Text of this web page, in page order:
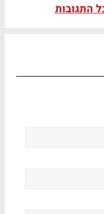
התגובות